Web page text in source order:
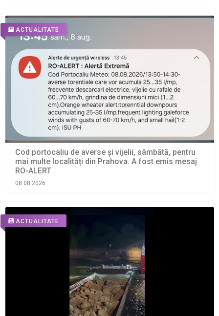
ACTUALITATE
Cod portocaliu de averse și vijelii, sâmbătă, pentru
mai multe localități din Prahova. A fost emis mesaj
RO-ALERT
08.08.2026
ACTUALITATE